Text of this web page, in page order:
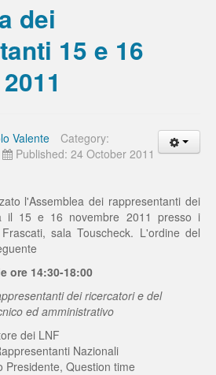
dei
15 e 16
Valente
Category:
Published: 24 October 2011
l'Assemblea dei rappresentanti dei
il 15 e 16 novembre 2011 presso i
sala Touscheck. L'ordine del
ore 14:30-18:00
dei ricercatori e del
ed amministrativo
dei LNF
Nazionali
Presidente, Question time